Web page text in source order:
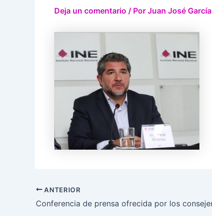
Deja un comentario / Por Juan José García
ANTERIOR